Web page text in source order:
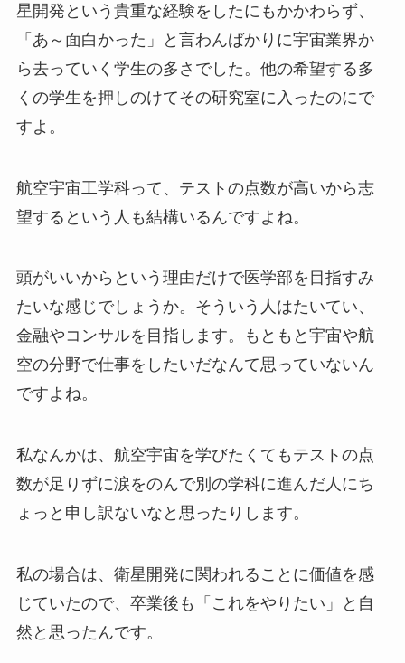
星開発という貴重な経験をしたにもかかわらず、
「あ～面白かった」と言わんばかりに宇宙業界か
ら去っていく学生の多さでした。他の希望する多
くの学生を押しのけてその研究室に入ったのにで
すよ。
航空宇宙工学科って、テストの点数が高いから志
望するという人も結構いるんですよね。
頭がいいからという理由だけで医学部を目指すみ
たいな感じでしょうか。そういう人はたいてい、
金融やコンサルを目指します。もともと宇宙や航
空の分野で仕事をしたいだなんて思っていないん
ですよね。
私なんかは、航空宇宙を学びたくてもテストの点
数が足りずに涙をのんで別の学科に進んだ人にち
ょっと申し訳ないなと思ったりします。
私の場合は、衛星開発に関われることに価値を感
じていたので、卒業後も「これをやりたい」と自
然と思ったんです。